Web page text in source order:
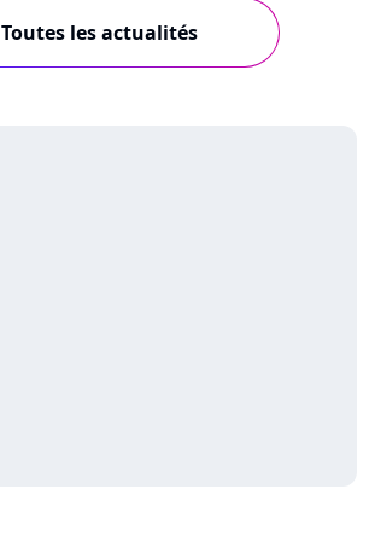
Toutes les actualités